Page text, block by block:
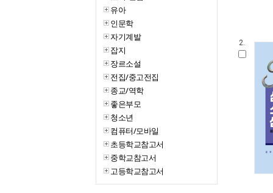
유아
인문학
자기계발
잡지
장르소설
전집/중고전집
종교/역학
좋은부모
청소년
컴퓨터/모바일
초등학교참고서
중학교참고서
고등학교참고서
2.